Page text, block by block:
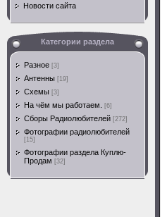
Новости сайта
Категории раздела
Разное [3]
Антенны [19]
Схемы [3]
На чём мы работаем. [6]
Cборы Радиолюбителей [272]
Фотографии радиолюбителей
[15]
Фотографии раздела Куплю-
Продам [32]